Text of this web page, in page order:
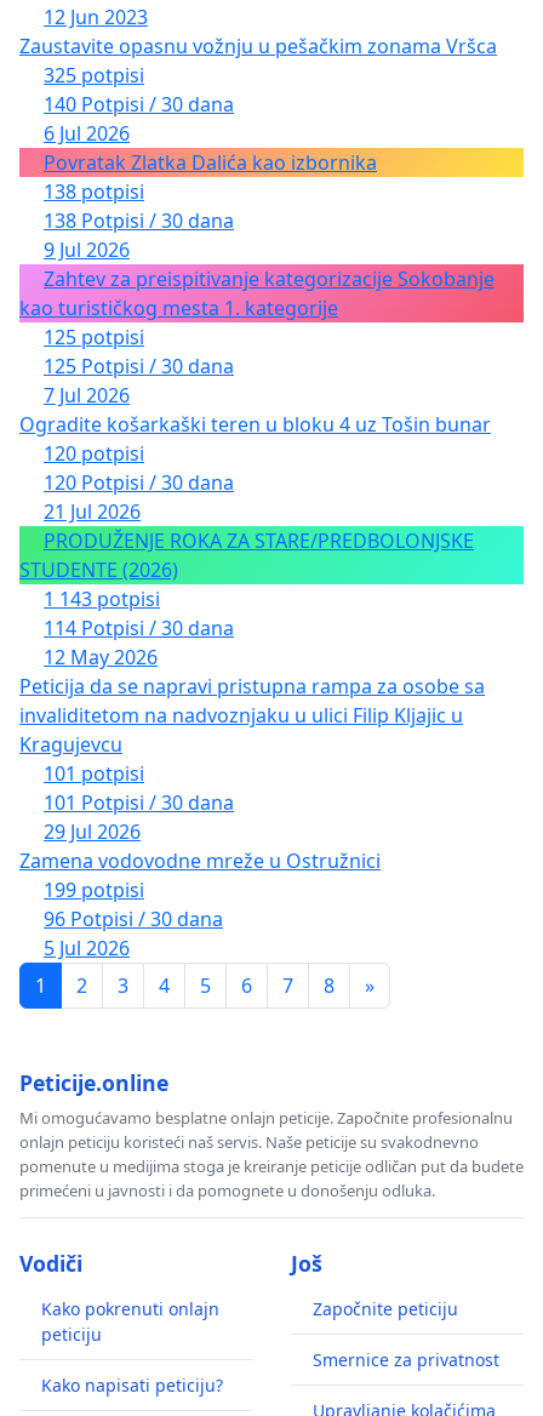
12 Jun 2023
Zaustavite opasnu vožnju u pešačkim zonama Vršca
325 potpisi
140 Potpisi / 30 dana
6 Jul 2026
Povratak Zlatka Dalića kao izbornika
138 potpisi
138 Potpisi / 30 dana
9 Jul 2026
Zahtev za preispitivanje kategorizacije Sokobanje
kao turističkog mesta 1. kategorije
125 potpisi
125 Potpisi / 30 dana
7 Jul 2026
Ogradite košarkaški teren u bloku 4 uz Tošin bunar
120 potpisi
120 Potpisi / 30 dana
21 Jul 2026
PRODUŽENJE ROKA ZA STARE/PREDBOLONJSKE
STUDENTE (2026)
1 143 potpisi
114 Potpisi / 30 dana
12 May 2026
Peticija da se napravi pristupna rampa za osobe sa
invaliditetom na nadvoznjaku u ulici Filip Kljajic u
Kragujevcu
101 potpisi
101 Potpisi / 30 dana
29 Jul 2026
Zamena vodovodne mreže u Ostružnici
199 potpisi
96 Potpisi / 30 dana
5 Jul 2026
1
2 3 4 5 6 7 8 »
Peticije.online
Mi omogućavamo besplatne onlajn peticije. Započnite profesionalnu
onlajn peticiju koristeći naš servis. Naše peticije su svakodnevno
pomenute u medijima stoga je kreiranje peticije odličan put da budete
primećeni u javnosti i da pomognete u donošenju odluka.
Vodiči
Kako pokrenuti onlajn
peticiju
Kako napisati peticiju?
Još
Započnite peticiju
Smernice za privatnost
Upravljanje kolačićima